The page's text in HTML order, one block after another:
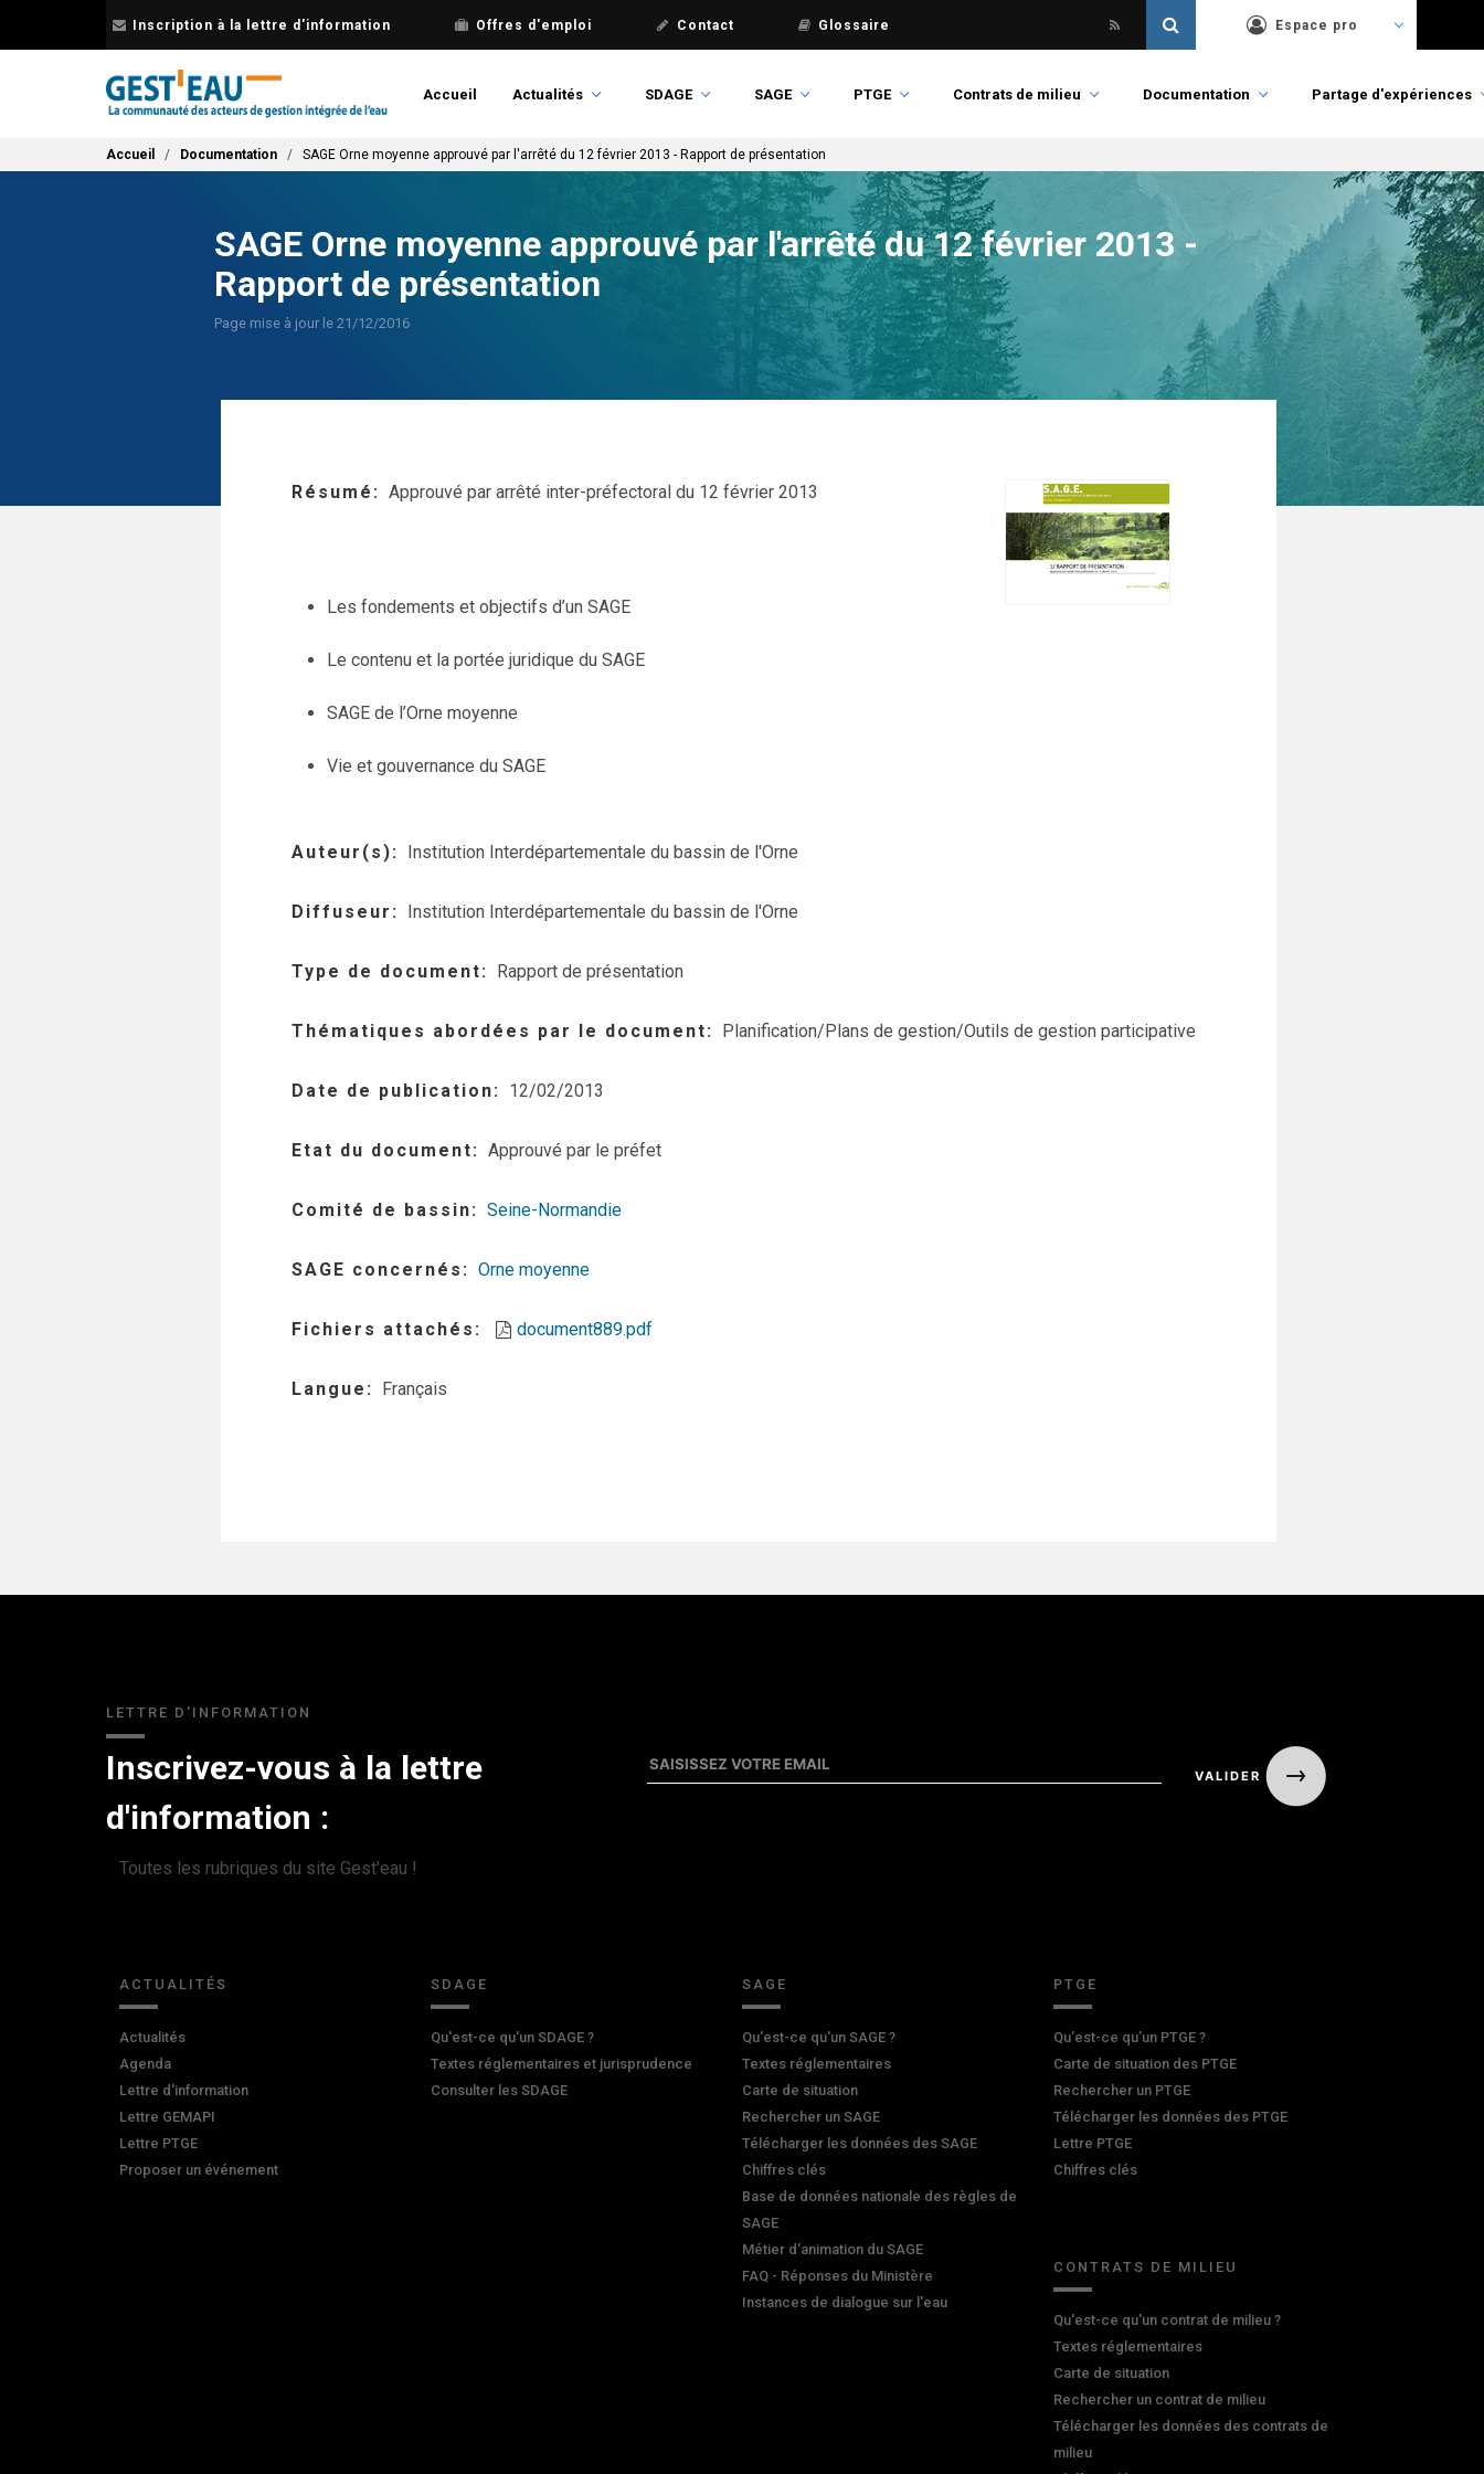
Inscription à la lettre d'information Offres d'emploi Contact Glossaire Espace pro
Accueil Actualités SDAGE SAGE PTGE Contrats de milieu Documentation Partage d'expériences
Fil d'Ariane
Accueil Documentation SAGE Orne moyenne approuvé par l'arrêté du 12 février 2013 - Rapport de présentation
SAGE Orne moyenne approuvé par l'arrêté du 12 février 2013 -
Rapport de présentation
Page mise à jour le 21/12/2016
Résumé Approuvé par arrêté inter-préfectoral du 12 février 2013
Les fondements et objectifs d’un SAGE
Le contenu et la portée juridique du SAGE
SAGE de l’Orne moyenne
Vie et gouvernance du SAGE
Auteur(s) Institution Interdépartementale du bassin de l'Orne
Diffuseur Institution Interdépartementale du bassin de l'Orne
Type de document Rapport de présentation
Thématiques abordées par le document Planification/Plans de gestion/Outils de gestion participative
Date de publication 12/02/2013
Etat du document Approuvé par le préfet
Comité de bassin Seine-Normandie
SAGE concernés Orne moyenne
Fichiers attachés document889.pdf
Langue Français
LETTRE D'INFORMATION
Inscrivez-vous à la lettre
d'information :
Toutes les rubriques du site Gest'eau !
ACTUALITÉS
Actualités
Agenda
Lettre d'information
Lettre GEMAPI
Lettre PTGE
Proposer un événement
SDAGE
Qu'est-ce qu'un SDAGE ?
Textes réglementaires et jurisprudence
Consulter les SDAGE
SAGE
Qu'est-ce qu'un SAGE ?
Textes réglementaires
Carte de situation
Rechercher un SAGE
Télécharger les données des SAGE
Chiffres clés
Base de données nationale des règles de
SAGE
Métier d'animation du SAGE
FAQ - Réponses du Ministère
Instances de dialogue sur l'eau
PTGE
Qu’est-ce qu’un PTGE ?
Carte de situation des PTGE
Rechercher un PTGE
Télécharger les données des PTGE
Lettre PTGE
Chiffres clés
CONTRATS DE MILIEU
Qu'est-ce qu'un contrat de milieu ?
Textes réglementaires
Carte de situation
Rechercher un contrat de milieu
Télécharger les données des contrats de
milieu